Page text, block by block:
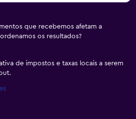
que recebemos afetam a
os resultados?
de impostos e taxas locais a serem